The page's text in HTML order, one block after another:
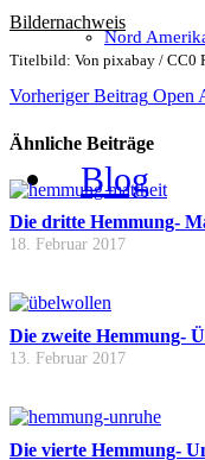
Nord
Blog
Bildernachweis
Titelbild: Von pixabay / CC0
Vorheriger Beitrag Open
Ähnliche Beiträge
Die dritte Hemmung-
18. Februar 2017
Die zweite Hemmung-
13. Februar 2017
Die vierte Hemmung-